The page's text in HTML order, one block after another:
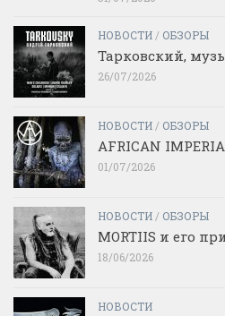
НОВОСТИ / ОБЗОРЫ
Тарковский,
26/07/2026
НОВОСТИ / ОБЗОРЫ
AFRICAN
01/07/2026
НОВОСТИ / ОБЗОРЫ
MORTIIS и его
18/06/2026
НОВОСТИ